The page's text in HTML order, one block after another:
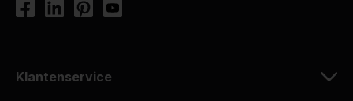
Klantenservice